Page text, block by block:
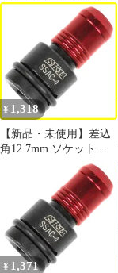
トアンビルチャック 差
込角12.7mm SSAC-4
¥ 1,318
【新品・未使用】差込
角12.7mm ソケットア
ンビルチャック SSAC-
4 インパクトレンチ用
SK11(エスケー11)
¥ 1,371